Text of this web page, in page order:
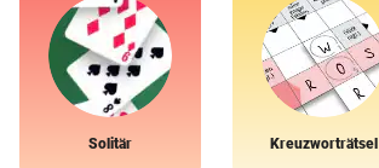
Solitär Kreuzworträtsel